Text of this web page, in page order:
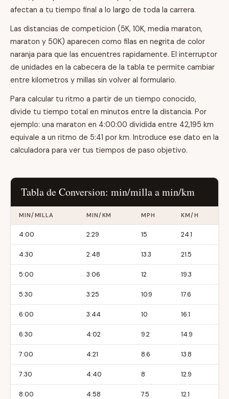
afectan a tu tiempo final a lo largo de toda la carrera.
Las distancias de competicion (5K, 10K, media maraton,
maraton y 50K) aparecen como filas en negrita de color
naranja para que las encuentres rapidamente. El interruptor
de unidades en la cabecera de la tabla te permite cambiar
entre kilometros y millas sin volver al formulario.
Para calcular tu ritmo a partir de un tiempo conocido,
divide tu tiempo total en minutos entre la distancia. Por
ejemplo: una maraton en 4:00:00 dividida entre 42,195 km
equivale a un ritmo de 5:41 por km. Introduce ese dato en la
calculadora para ver tus tiempos de paso objetivo.
Tabla de Conversion: min/milla a min/km
MIN/MILLA MIN/KM MPH KM/H
4:00 2:29 15 24.1
4:30 2:48 13.3 21.5
5:00 3:06 12 19.3
5:30 3:25 10.9 17.6
6:00 3:44 10 16.1
6:30 4:02 9.2 14.9
7:00 4:21 8.6 13.8
7:30 4:40 8 12.9
8:00 4:58 7.5 12.1